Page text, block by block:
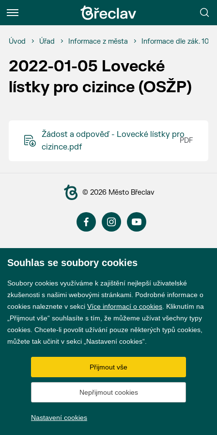
Menu
Úvod Úřad Informace z města Informace dle zák.
2022-01-05 Lovecké
lístky pro cizince (OSŽP)
Žádost a odpověď - Lovecké lístky pro
cizince.pdf
© 2026 Město Břeclav
Nastavení cookies
Vytvořil webProgress
Souhlas se soubory cookies
Soubory cookies využíváme k zajištění nejlepší uživatelské
zkušenosti s našimi webovými stránkami. Podrobné informace o
cookies naleznete v sekci Více informací o cookies . Kliknutím na
„Přijmout vše“ souhlasíte s tím, že můžeme užívat všechny typy
cookies. Chcete-li povolit užívání pouze některých typů cookies,
můžete tak učinit v sekci „Nastavení cookies“.
Přijmout vše
Nepřijmout cookies
Nastavení cookies